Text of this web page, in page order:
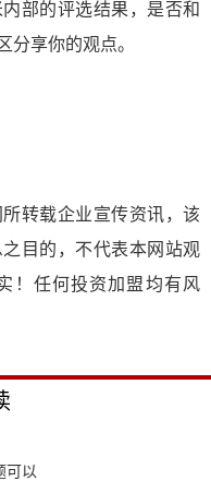
部的评选结果，是否和
分享你的观点。
转载企业宣传资讯，该
目的，不代表本网站观
！任何投资加盟均有风
可以